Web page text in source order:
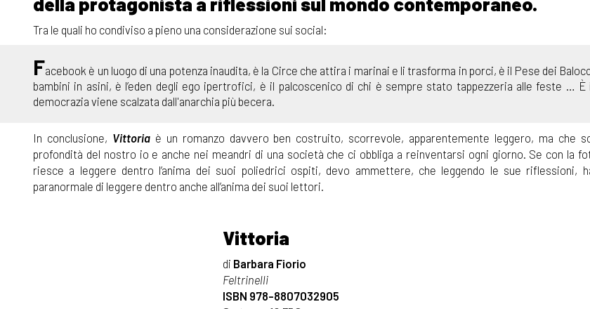
Tra le quali ho condiviso a pieno una considerazione sui social:
Facebook è un luogo di una potenza inaudita, è la Circe che attira i marinai e li trasforma in porci, è il Pese dei
bambini in asini, è l’eden degli ego ipertrofici, è il palcoscenico di chi è sempre stato tappezzeria alle feste … È
democrazia viene scalzata dall'anarchia più becera.
In conclusione, Vittoria è un romanzo davvero ben costruito, scorrevole, apparentemente leggero, ma che
profondità del nostro io e anche nei meandri di una società che ci obbliga a reinventarsi ogni giorno. Se con la
riesce a leggere dentro l’anima dei suoi poliedrici ospiti, devo ammettere, che leggendo le sue riflessioni,
paranormale di leggere dentro anche all’anima dei suoi lettori.
Vittoria
di Barbara Fiorio
Feltrinelli
ISBN 978-8807032905